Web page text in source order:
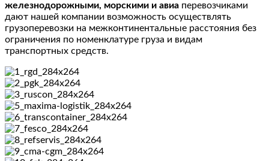
железнодорожными, морскими и авиа перевозчиками
дают нашей компании возможность осуществлять
грузоперевозки на межконтинентальные расстояния без
ограничения по номенклатуре груза и видам
транспортных средств.